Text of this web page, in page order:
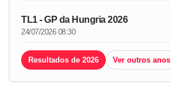
TL1 - GP da Hungria 2026
24/07/2026 08:30
Resultados de 2026 Ver outros anos